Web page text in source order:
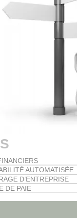
AUTOMATISÉE
D’ENTREPRISE
DE PAIE